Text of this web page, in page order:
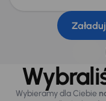
Wybieramy dla Ciebie